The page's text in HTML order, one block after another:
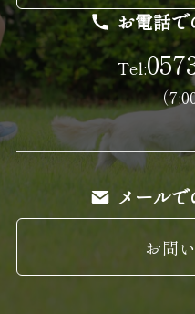
お電話で
Tel:
（
メール
お問